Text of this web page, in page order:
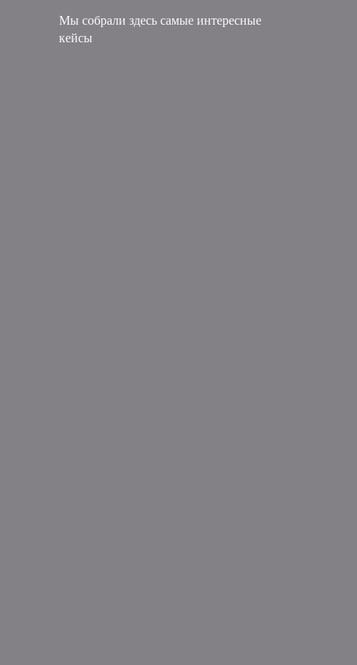
Мы собрали здесь самые интересные
кейсы